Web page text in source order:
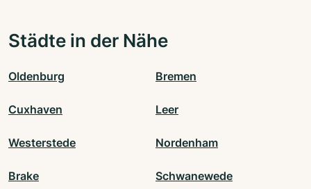
Städte in der Nähe
Oldenburg Bremen
Cuxhaven Leer
Westerstede Nordenham
Brake Schwanewede